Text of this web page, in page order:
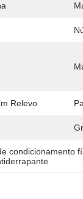
Relevo
condicionamento